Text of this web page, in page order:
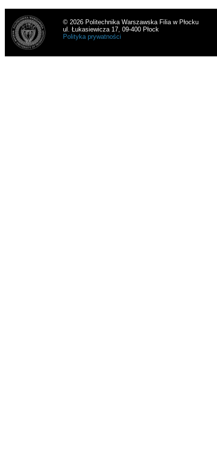
© 2026 Politechnika Warszawska Filia w Płocku
ul. Łukasiewicza 17, 09-400 Płock
Polityka prywatności